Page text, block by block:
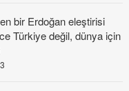
bir Erdoğan eleştirisi
Türkiye değil, dünya için